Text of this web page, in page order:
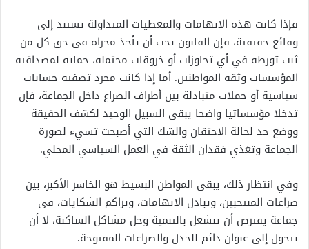
فإذا كانت هذه الاتهامات والمعطيات المتداولة تستند إلى
وقائع حقيقية، فإن القانون يجب أن يأخذ مجراه في حق كل من
ثبت تورطه في أي تجاوزات أو خروقات محتملة، حماية لمصداقية
المؤسسات وثقة المواطنين. أما إذا كانت مجرد تصفية حسابات
سياسية أو حملات متبادلة بين أطراف الصراع داخل الجماعة، فإن
تدخلا مؤسساتيا واضحا يبقى السبيل الوحيد لكشف الحقيقة
ووضع حد لحالة الاحتقان والشك التي أصبحت تسيء لصورة
الجماعة وتغذي فقدان الثقة في العمل السياسي المحلي.
وفي انتظار ذلك، يبقى المواطن البسيط هو الخاسر الأكبر، بين
صراعات المنتخبين، وتبادل الاتهامات، وتراكم الشكايات، في
جماعة يفترض أن تنشغل بالتنمية وحل مشاكل الساكنة، لا أن
تتحول إلى عنوان دائم للجدل والصراعات المفتوحة.